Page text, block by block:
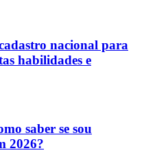
nacional para
habilidades e
saber se sou
2026?